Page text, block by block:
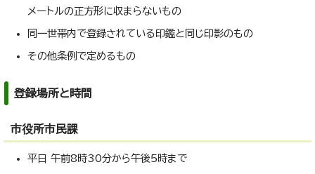
メートルの正方形に収まらないもの
同一世帯内で登録されている印鑑と同じ印影のもの
その他条例で定めるもの
登録場所と時間
市役所市民課
平日 午前8時30分から午後5時まで